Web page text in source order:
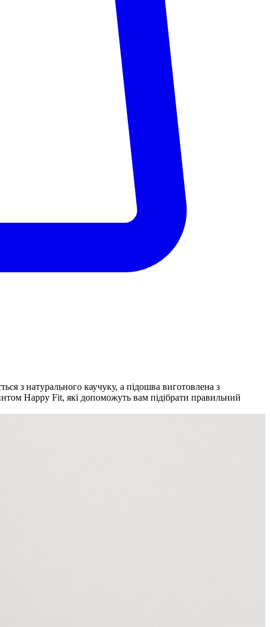
з натурального каучуку, а підошва виготовлена з
Happy Fit, які допоможуть вам підібрати правильний